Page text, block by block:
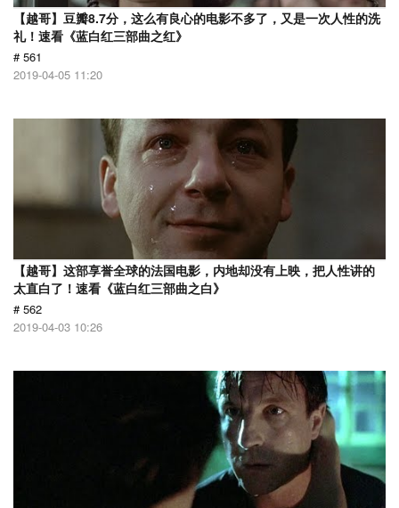
【越哥】豆瓣8.7分，这么有良心的电影不多了，又是一次人性的洗
礼！速看《蓝白红三部曲之红》
# 561
2019-04-05 11:20
【越哥】这部享誉全球的法国电影，内地却没有上映，把人性讲的
太直白了！速看《蓝白红三部曲之白》
# 562
2019-04-03 10:26